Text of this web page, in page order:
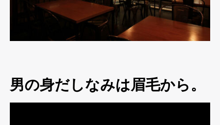
男の身だしなみは眉毛から。